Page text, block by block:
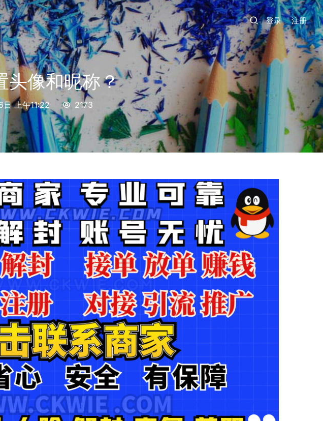
登录 注册
头像和昵称？
上午11:22 2173